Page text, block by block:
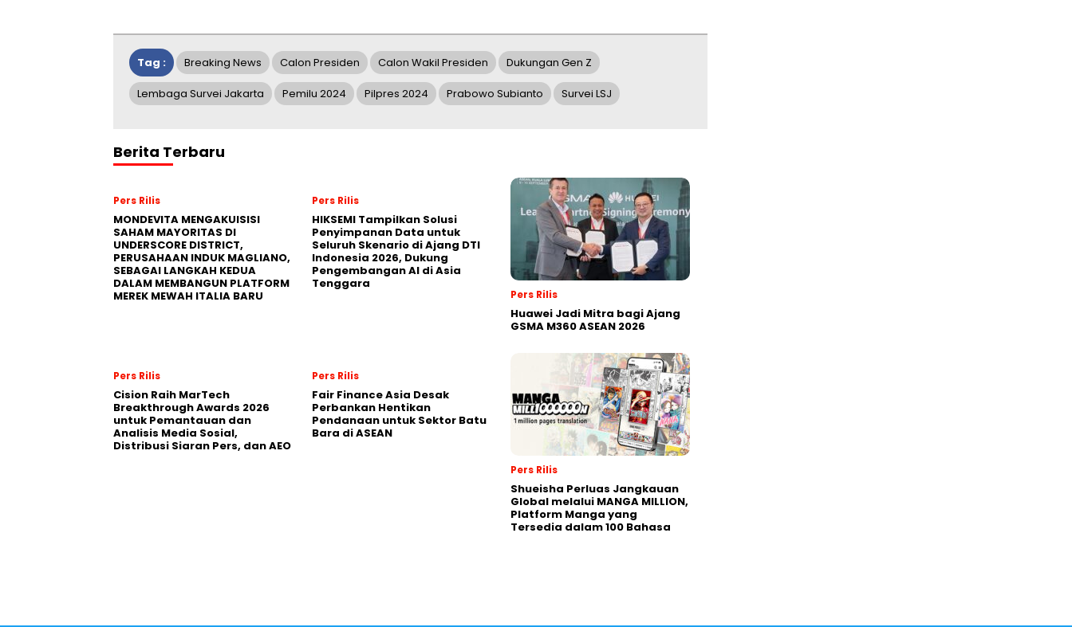
Tag : Breaking News Calon Presiden Calon Wakil Presiden Dukungan Gen Z
Lembaga Survei Jakarta Pemilu 2024 Pilpres 2024 Prabowo Subianto Survei LSJ
Berita Terbaru
Pers Rilis
MONDEVITA MENGAKUISISI
SAHAM MAYORITAS DI
UNDERSCORE DISTRICT,
PERUSAHAAN INDUK MAGLIANO,
SEBAGAI LANGKAH KEDUA
DALAM MEMBANGUN PLATFORM
MEREK MEWAH ITALIA BARU
Pers Rilis
HIKSEMI Tampilkan Solusi
Penyimpanan Data untuk
Seluruh Skenario di Ajang DTI
Indonesia 2026, Dukung
Pengembangan AI di Asia
Tenggara
Pers Rilis
Huawei Jadi Mitra bagi Ajang
GSMA M360 ASEAN 2026
Pers Rilis
Cision Raih MarTech
Breakthrough Awards 2026
untuk Pemantauan dan
Analisis Media Sosial,
Distribusi Siaran Pers, dan AEO
Pers Rilis
Fair Finance Asia Desak
Perbankan Hentikan
Pendanaan untuk Sektor Batu
Bara di ASEAN
Pers Rilis
Shueisha Perluas Jangkauan
Global melalui MANGA MILLION,
Platform Manga yang
Tersedia dalam 100 Bahasa